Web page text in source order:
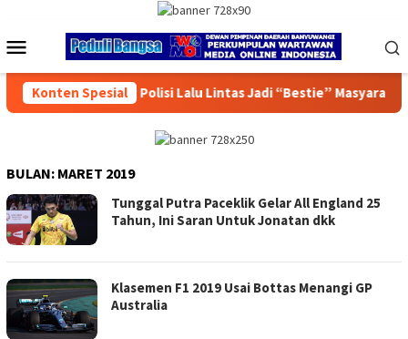
konten
Menu
Mobile
Konten Spesial
Lalu Lintas Jadi “Bestie” Masyarakat Operasi
BULAN: MARET 2019
Tunggal Putra Paceklik Gelar All England 25
Tahun, Ini Saran Untuk Jonatan dkk
Klasemen F1 2019 Usai Bottas Menangi GP
Australia